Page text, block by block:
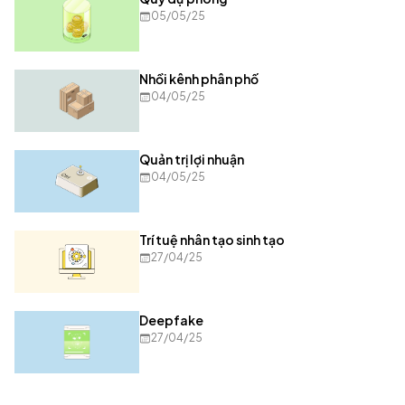
05/05/25
Nhồi kênh phân phố
04/05/25
Quản trị lợi nhuận
04/05/25
Trí tuệ nhân tạo sinh tạo
27/04/25
Deepfake
27/04/25